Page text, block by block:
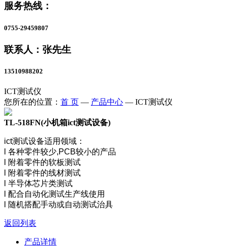
服务热线：
0755-29459807
联系人：张先生
13510988202
ICT测试仪
您所在的位置： 首 页 — 产品中心 — ICT测试仪
TL-518FN(小机箱ict测试设备)
ict测试设备适用领域：
l 各种零件较少,PCB较小的产品
l 附着零件的软板测试
l 附着零件的线材测试
l 半导体芯片类测试
l 配合自动化测试生产线使用
l 随机搭配手动或自动测试治具
返回列表
产品详情